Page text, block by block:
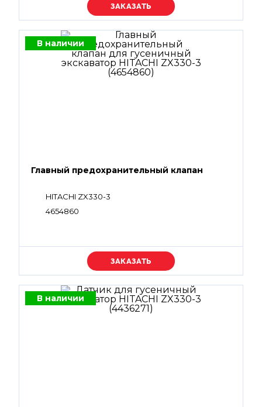
Уточняйте цену
В наличии
Главный предохранительный клапан
HITACHI ZX330-3
4654860
Уточняйте цену
В наличии